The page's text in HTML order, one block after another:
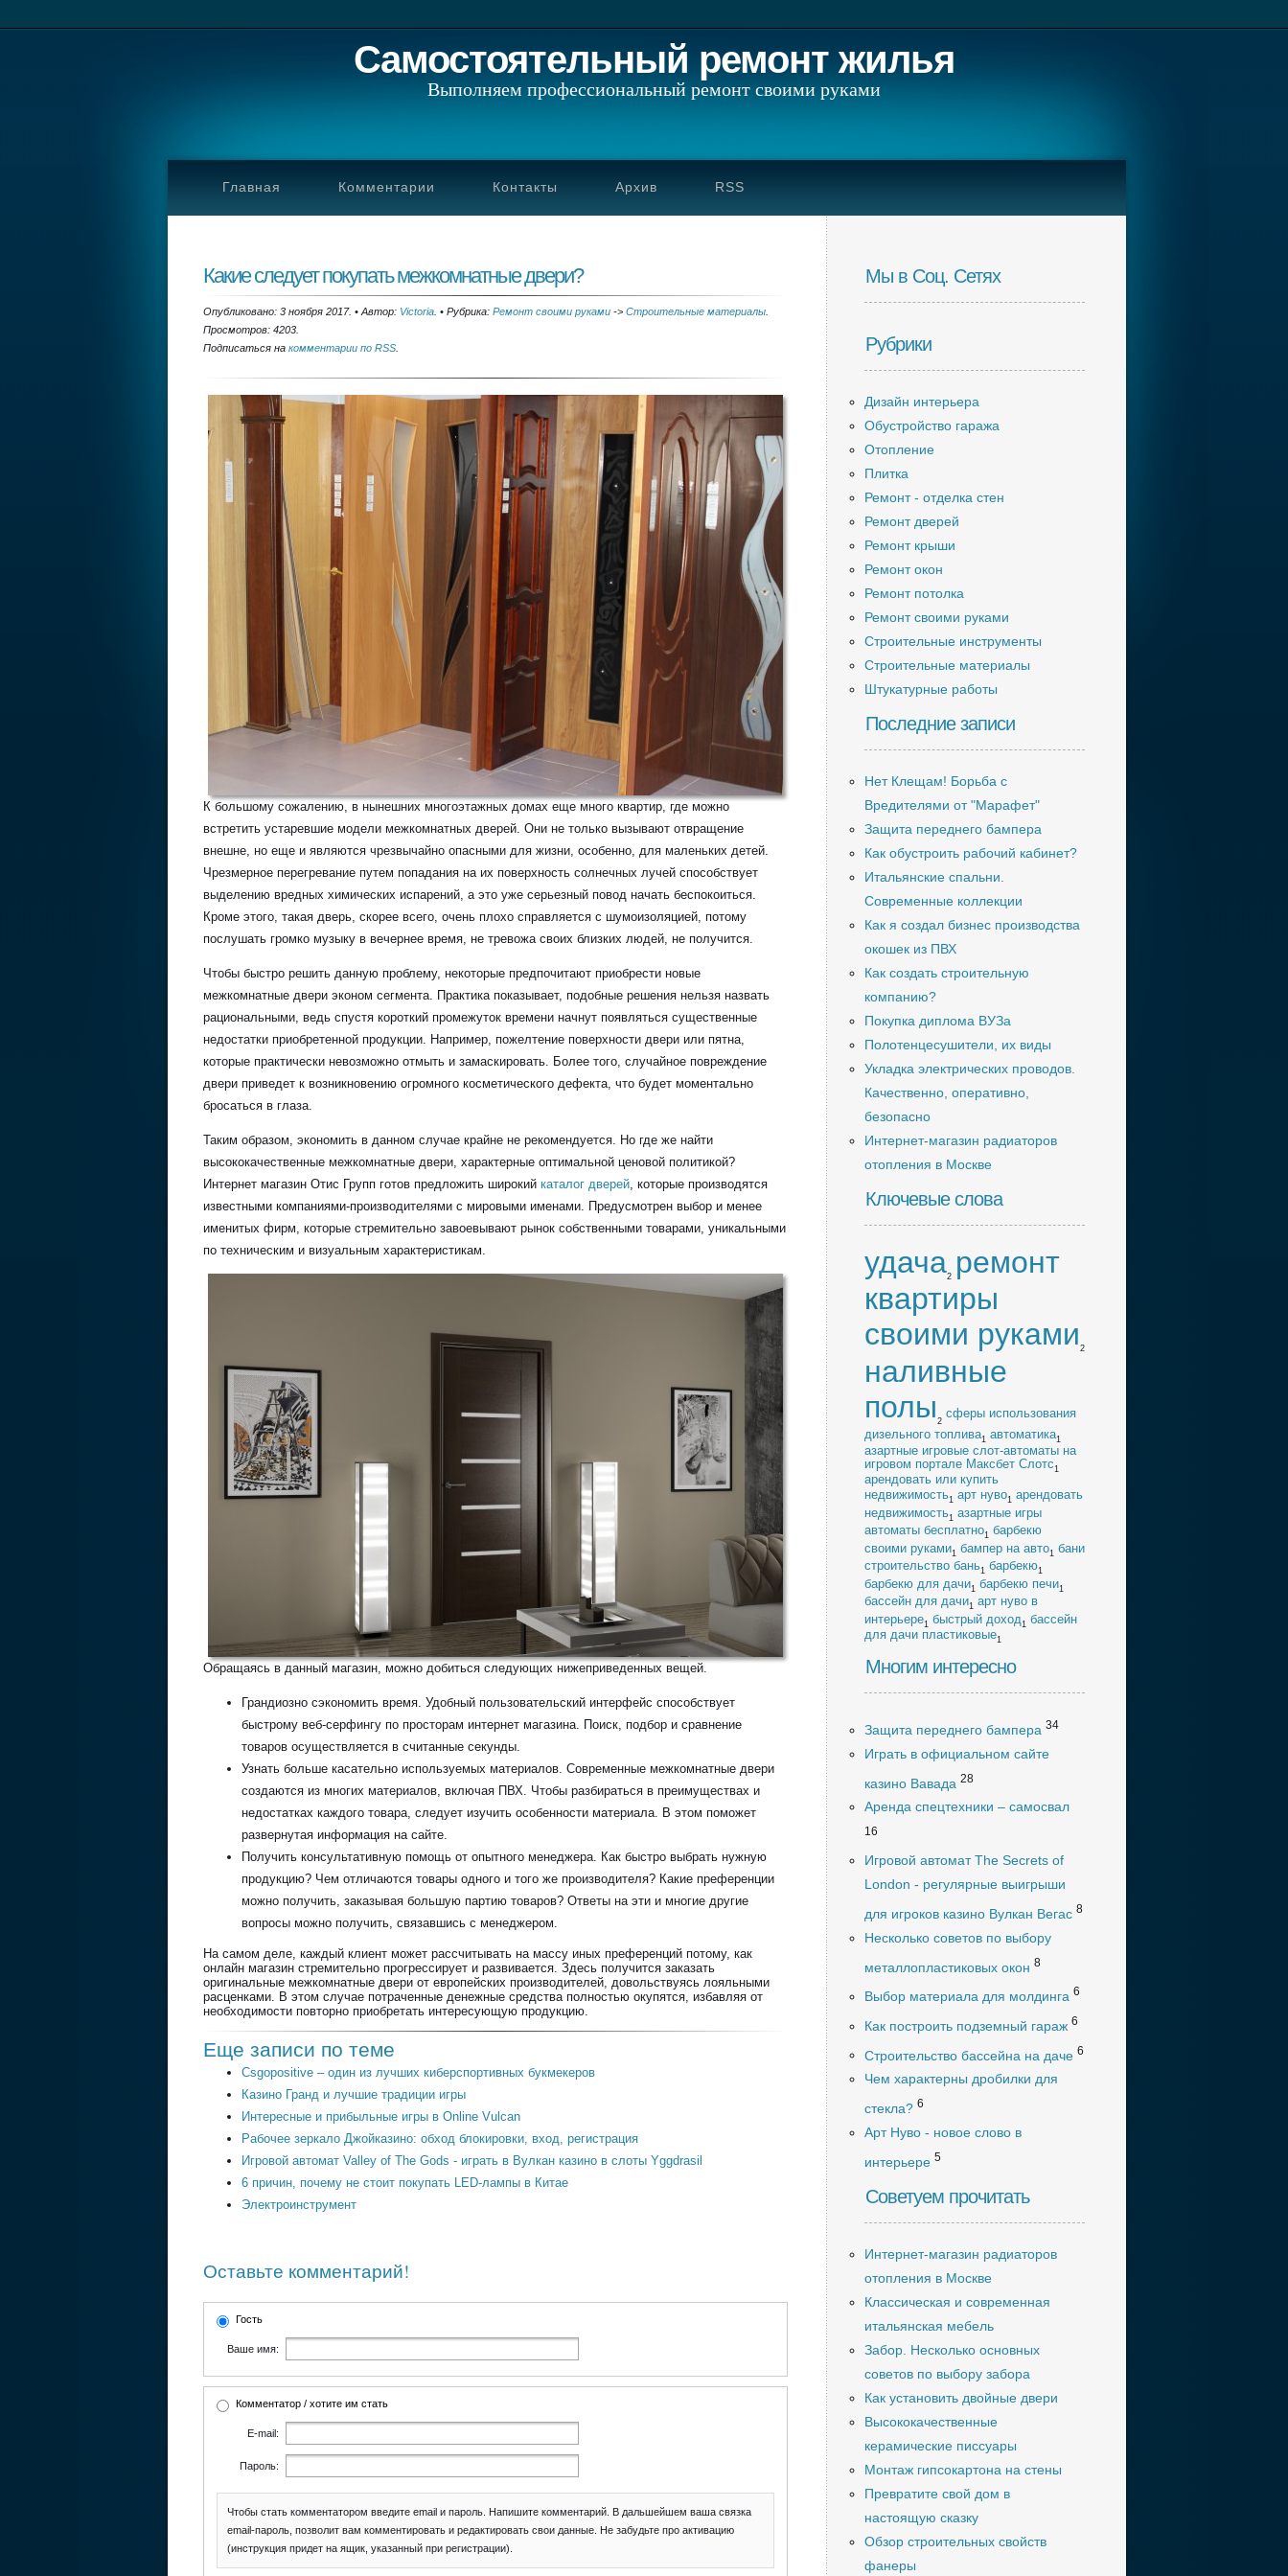
Самостоятельный ремонт жилья
Выполняем профессиональный ремонт своими руками
Главная Комментарии Контакты Архив RSS
Какие следует покупать межкомнатные двери?
Опубликовано: 3 ноября 2017. • Автор: Victoria • Рубрика: Ремонт своими руками -> Строительные материалы
Просмотров: 4203.
Подписаться на комментарии по RSS
К большому сожалению, в нынешних многоэтажных домах еще много квартир, где можно
встретить устаревшие модели межкомнатных дверей. Они не только вызывают отвращение
внешне, но еще и являются чрезвычайно опасными для жизни, особенно, для маленьких детей.
Чрезмерное перегревание путем попадания на их поверхность солнечных лучей способствует
выделению вредных химических испарений, а это уже серьезный повод начать беспокоиться.
Кроме этого, такая дверь, скорее всего, очень плохо справляется с шумоизоляцией, потому
послушать громко музыку в вечернее время, не тревожа своих близких людей, не получится.
Чтобы быстро решить данную проблему, некоторые предпочитают приобрести новые
межкомнатные двери эконом сегмента. Практика показывает, подобные решения нельзя назвать
рациональными, ведь спустя короткий промежуток времени начнут появляться существенные
недостатки приобретенной продукции. Например, пожелтение поверхности двери или пятна,
которые практически невозможно отмыть и замаскировать. Более того, случайное повреждение
двери приведет к возникновению огромного косметического дефекта, что будет моментально
бросаться в глаза.
Таким образом, экономить в данном случае крайне не рекомендуется. Но где же найти
высококачественные межкомнатные двери, характерные оптимальной ценовой политикой?
Интернет магазин Отис Групп готов предложить широкий каталог дверей, которые производятся
известными компаниями-производителями с мировыми именами. Предусмотрен выбор и менее
именитых фирм, которые стремительно завоевывают рынок собственными товарами, уникальными
по техническим и визуальным характеристикам.
Обращаясь в данный магазин, можно добиться следующих нижеприведенных вещей.
Грандиозно сэкономить время. Удобный пользовательский интерфейс способствует
быстрому веб-серфингу по просторам интернет магазина. Поиск, подбор и сравнение
товаров осуществляется в считанные секунды.
Узнать больше касательно используемых материалов. Современные межкомнатные двери
создаются из многих материалов, включая ПВХ. Чтобы разбираться в преимуществах и
недостатках каждого товара, следует изучить особенности материала. В этом поможет
развернутая информация на сайте.
Получить консультативную помощь от опытного менеджера. Как быстро выбрать нужную
продукцию? Чем отличаются товары одного и того же производителя? Какие преференции
можно получить, заказывая большую партию товаров? Ответы на эти и многие другие
вопросы можно получить, связавшись с менеджером.
На самом деле, каждый клиент может рассчитывать на массу иных преференций потому, как
онлайн магазин стремительно прогрессирует и развивается. Здесь получится заказать
оригинальные межкомнатные двери от европейских производителей, довольствуясь лояльными
расценками. В этом случае потраченные денежные средства полностью окупятся, избавляя от
необходимости повторно приобретать интересующую продукцию.
Еще записи по теме
Csgopositive – один из лучших киберспортивных букмекеров
Казино Гранд и лучшие традиции игры
Интересные и прибыльные игры в Online Vulcan
Рабочее зеркало Джойказино: обход блокировки, вход, регистрация
Игровой автомат Valley of The Gods - играть в Вулкан казино в слоты Yggdrasil
6 причин, почему не стоит покупать LED-лампы в Китае
Электроинструмент
Оставьте комментарий!
Гость
Ваше имя:
Комментатор / хотите им стать
E-mail:
Пароль:
Чтобы стать комментатором введите email и пароль. Напишите комментарий. В дальшейшем ваша связка
email-пароль, позволит вам комментировать и редактировать свои данные. Не забудьте про активацию
(инструкция придет на ящик, указанный при регистрации).
Мы в Соц. Сетях
Рубрики
Дизайн интерьера
Обустройство гаража
Отопление
Плитка
Ремонт - отделка стен
Ремонт дверей
Ремонт крыши
Ремонт окон
Ремонт потолка
Ремонт своими руками
Строительные инструменты
Строительные материалы
Штукатурные работы
Последние записи
Нет Клещам! Борьба с
Вредителями от "Марафет"
Защита переднего бампера
Как обустроить рабочий кабинет?
Итальянские спальни.
Современные коллекции
Как я создал бизнес производства
окошек из ПВХ
Как создать строительную
компанию?
Покупка диплома ВУЗа
Полотенцесушители, их виды
Укладка электрических проводов.
Качественно, оперативно,
безопасно
Интернет-магазин радиаторов
отопления в Москве
Ключевые слова
удача2 ремонт
квартиры
своими руками 2
наливные
полы 2
cферы использования
дизельного топлива1 автоматика1
азартные игровые слот-автоматы на
игровом портале Максбет Слотс 1
арендовать или купить
недвижимость1 арт нуво1 арендовать
недвижимость1 азартные игры
автоматы бесплатно1 барбекю
своими руками1 бампер на авто1 бани
строительство бань1 барбекю1
барбекю для дачи1 барбекю печи1
бассейн для дачи1 арт нуво в
интерьере1 быстрый доход1 бассейн
для дачи пластиковые1
Многим интересно
Защита переднего бампера 34
Играть в официальном сайте
казино Вавада 28
Аренда спецтехники – самосвал
16
Игровой автомат The Secrets of
London - регулярные выигрыши
для игроков казино Вулкан Вегас 8
Несколько советов по выбору
металлопластиковых окон 8
Выбор материала для молдинга 6
Как построить подземный гараж 6
Строительство бассейна на даче 6
Чем характерны дробилки для
стекла? 6
Арт Нуво - новое слово в
интерьере 5
Советуем прочитать
Интернет-магазин радиаторов
отопления в Москве
Классическая и современная
итальянская мебель
Забор. Несколько основных
советов по выбору забора
Как установить двойные двери
Высококачественные
керамические писсуары
Монтаж гипсокартона на стены
Превратите свой дом в
настоящую сказку
Обзор строительных свойств
фанеры